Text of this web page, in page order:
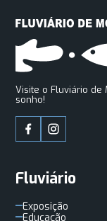
Visite o Fluviário de
sonho!
Fluviário
Exposição
Educação